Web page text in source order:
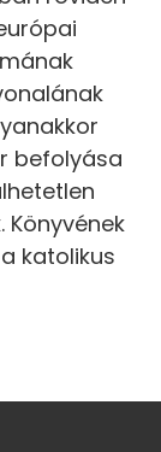
befolyása
katolikus